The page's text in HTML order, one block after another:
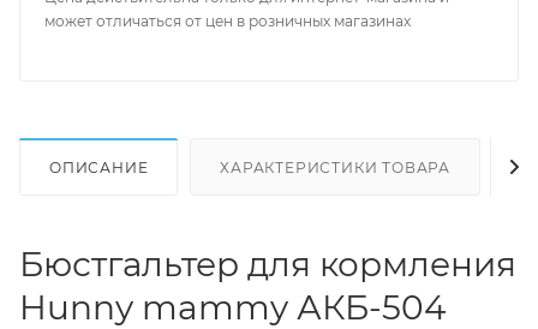
может отличаться от цен в розничных магазинах
ОПИСАНИЕ ХАРАКТЕРИСТИКИ ТОВАРА
Бюстгальтер для кормления
Hunny mammy АКБ-504